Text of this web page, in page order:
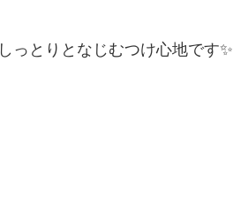
しっとりとなじむつけ心地です✨